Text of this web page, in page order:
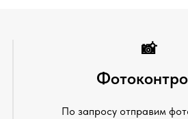
📸
По запросу отправим